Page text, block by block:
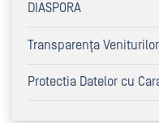
DIASPORA
Transparența
Protectia Datelor cu